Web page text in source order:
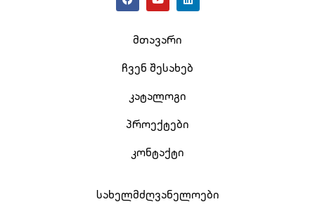
მთავარი
ჩვენ შესახებ
კატალოგი
პროექტები
კონტაქტი
სახელმძღვანელოები